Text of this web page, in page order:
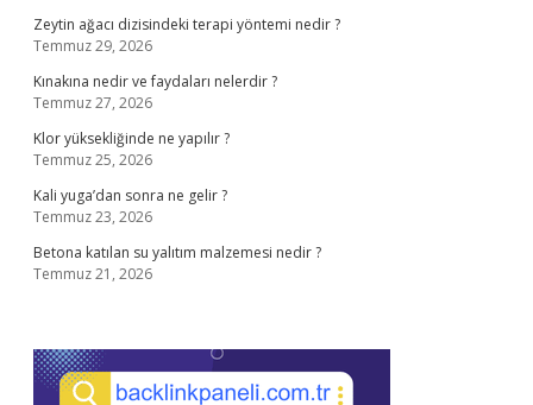
Zeytin ağacı dizisindeki terapi yöntemi nedir ?
Temmuz 29, 2026
Kınakına nedir ve faydaları nelerdir ?
Temmuz 27, 2026
Klor yüksekliğinde ne yapılır ?
Temmuz 25, 2026
Kali yuga’dan sonra ne gelir ?
Temmuz 23, 2026
Betona katılan su yalıtım malzemesi nedir ?
Temmuz 21, 2026